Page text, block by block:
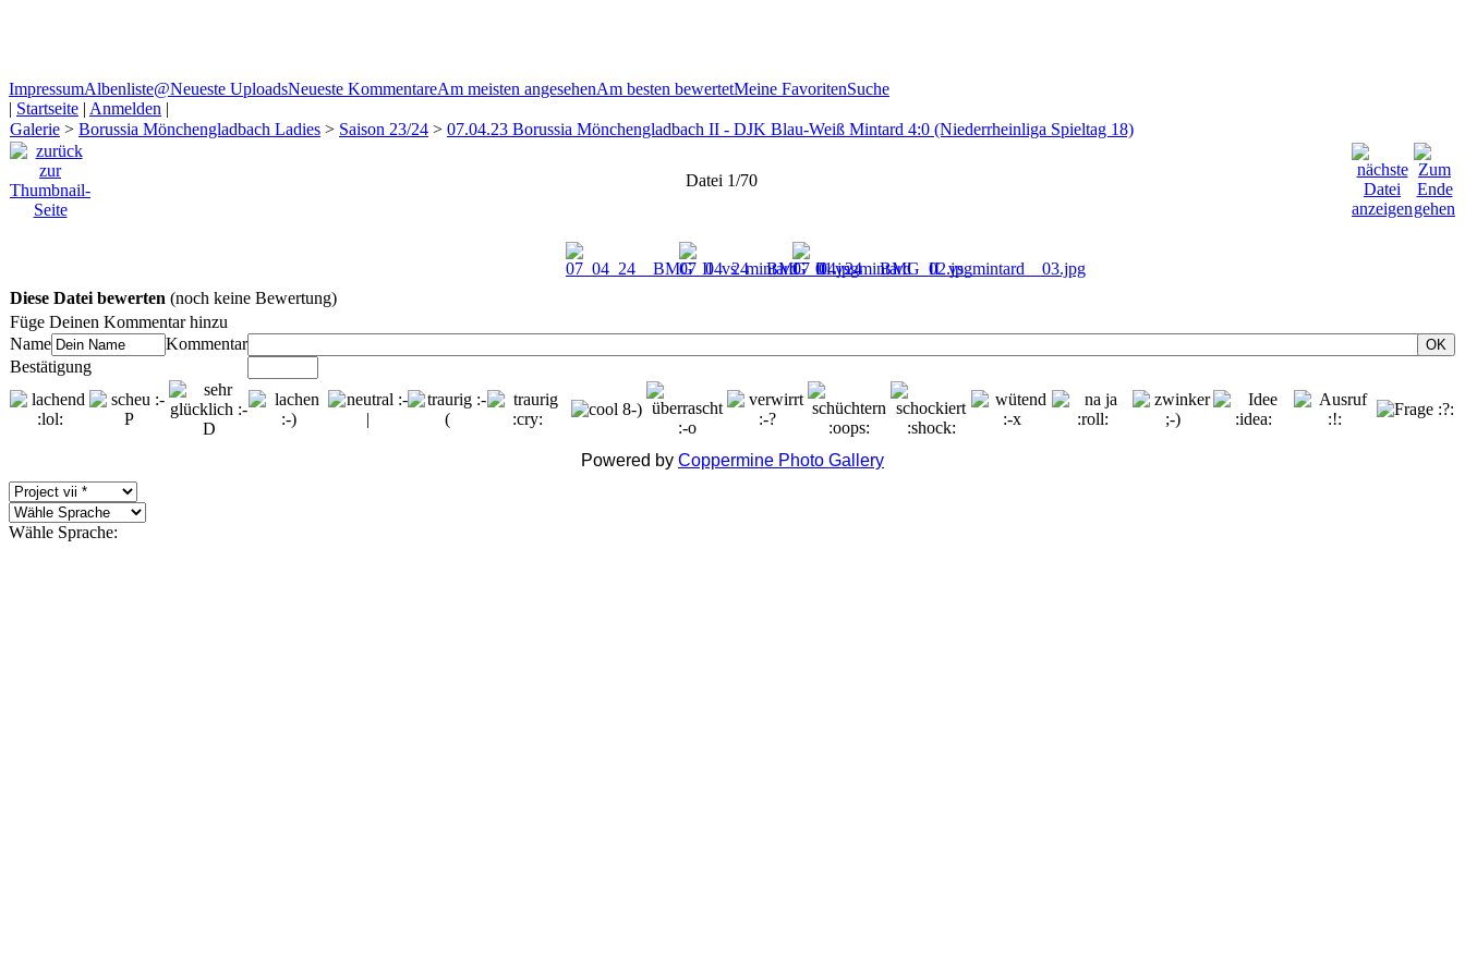
ImpressumAlbenliste@Neueste UploadsNeueste KommentareAm meisten angesehenAm besten bewertetMeine FavoritenSuche
| Startseite | Anmelden |
Galerie > Borussia Mönchengladbach Ladies > Saison 23/24 > 07.04.23 Borussia Mönchengladbach II - DJK Blau-Weiß Mintard 4:0 (Niederrheinliga Spieltag 18)
Datei 1/70
Diese Datei bewerten (noch keine Bewertung)
Füge Deinen Kommentar hinzu
Name
Kommentar OK
Bestätigung
Powered by Coppermine Photo Gallery
Wähle Sprache: